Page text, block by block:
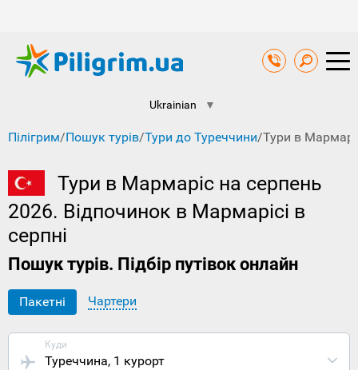
Ukrainian ▼
Пілігрим/Пошук турів/Тури до Туреччини/Тури в
Тури в Мармаріс на серпень
2026. Відпочинок в Мармарісі в
серпні
Пошук турів. Підбір путівок онлайн
Пакетні Чартери
Куди
Туреччина, 1 курорт